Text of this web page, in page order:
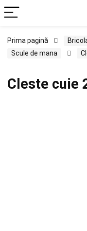
Prima pagină
Scule de mana
Cleste cuie